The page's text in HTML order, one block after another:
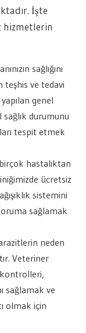
İşte
hizmetlerin
sağlığını
ve tedavi
genel
sağlık durumunu
tespit etmek
birçok hastalıktan
ücretsiz
sistemini
sağlamak
neden
Veteriner
sağlamak ve
olmak için